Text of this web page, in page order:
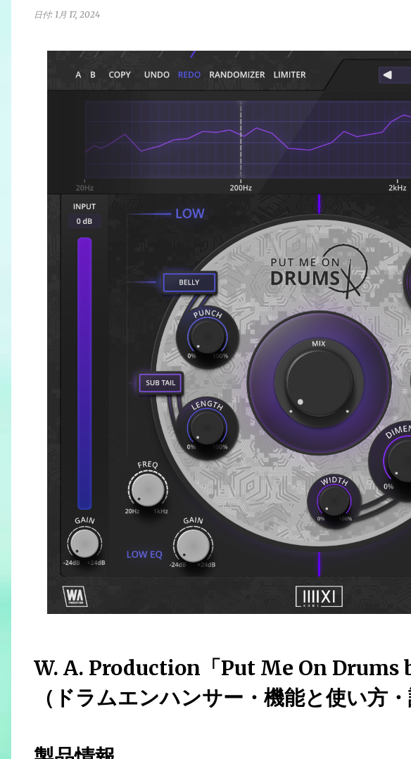
日付: 1月 17, 2024
W. A. Production「Put Me On Drums
（ドラムエンハンサー・機能と使い方